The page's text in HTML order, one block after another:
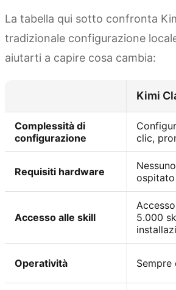
La tabella qui sotto confronta
tradizionale configurazione
aiutarti a capire cosa cambia:
Kimi
Complessità di
configurazione
clic,
Requisiti hardware
Accesso alle skill
5.000
Operatività Sempre